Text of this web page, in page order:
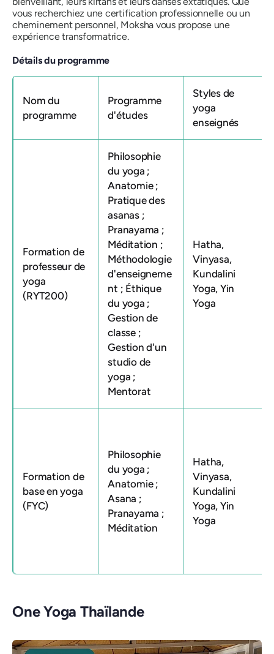
vous recherchiez une certification professionnelle ou un
cheminement personnel, Moksha vous propose une
expérience transformatrice.
Détails du programme
Nom du
programme
Programme
d'études
Styles de
yoga
enseignés
Formation de
professeur de
yoga
(RYT200)
Philosophie
du yoga ;
Anatomie ;
Pratique des
asanas ;
Pranayama ;
Méditation ;
Méthodologie
d'enseigneme
nt ; Éthique
du yoga ;
Gestion de
classe ;
Gestion d'un
studio de
yoga ;
Mentorat
Hatha,
Vinyasa,
Kundalini
Yoga, Yin
Yoga
Formation de
base en yoga
(FYC)
Philosophie
du yoga ;
Anatomie ;
Asana ;
Pranayama ;
Méditation
Hatha,
Vinyasa,
Kundalini
Yoga, Yin
Yoga
One Yoga Thaïlande